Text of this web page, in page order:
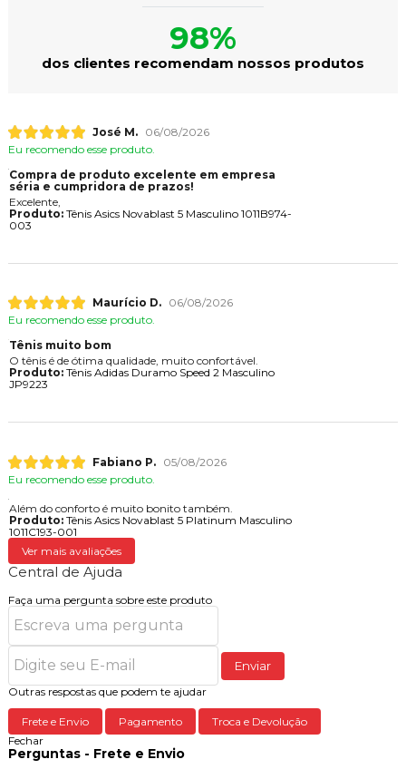
98%
dos clientes recomendam nossos produtos
José M.
06/08/2026
Eu recomendo esse produto.
Compra de produto excelente em empresa
séria e cumpridora de prazos!
Excelente,
Produto:Tênis Asics Novablast 5 Masculino 1011B974-
003
Maurício D.
06/08/2026
Eu recomendo esse produto.
Tênis muito bom
O tênis é de ótima qualidade, muito confortável.
Produto:Tênis Adidas Duramo Speed 2 Masculino
JP9223
Fabiano P.
05/08/2026
Eu recomendo esse produto.
Além do conforto é muito bonito também.
Produto:Tênis Asics Novablast 5 Platinum Masculino
1011C193-001
Ver mais avaliações
Central de Ajuda
Faça uma pergunta sobre este produto
Enviar
Outras respostas que podem te ajudar
Frete e Envio Pagamento
Troca e Devolução
Fechar
Perguntas - Frete e Envio